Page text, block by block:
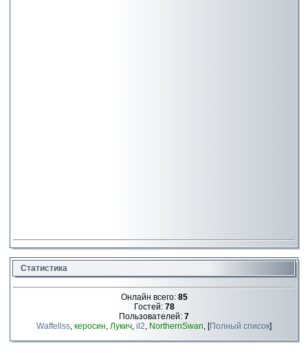
Статистика
Онлайн всего: 85
Гостей: 78
Пользователей: 7
Waffellss керосин Лукич il2 NorthernSwan , [Полный список]